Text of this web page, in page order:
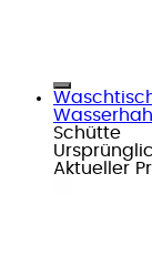
Schütte
Aktueller